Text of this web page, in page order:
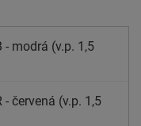
modrá (v.p. 1,5
červená (v.p. 1,5